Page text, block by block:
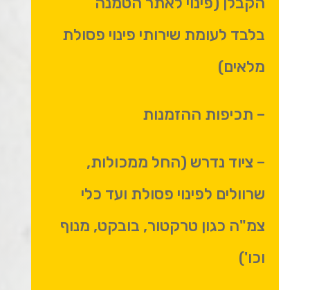
בלבד לעומת שירותי פינוי פסולת
מלאים)
– תכיפות ההזמנות
– ציוד נדרש (החל ממכולות,
שרוולים לפינוי פסולת ועד כלי
צמ"ה כגון טרקטור, בובקט, מנוף
וכו')